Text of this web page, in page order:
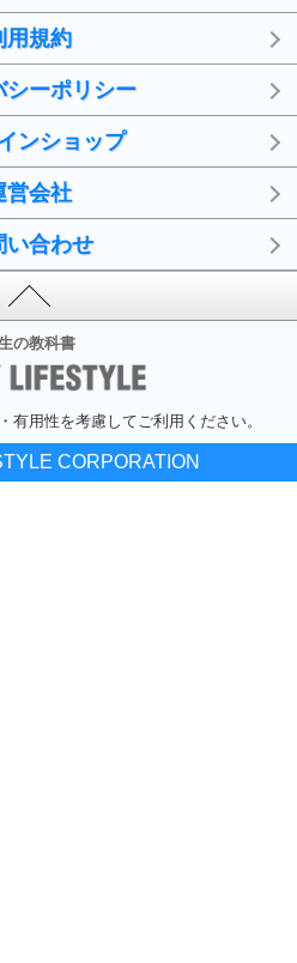
用規約
シーポリシー
ンショップ
営会社
い合わせ
の教科書
有用性を考慮してご利用ください。
CORPORATION